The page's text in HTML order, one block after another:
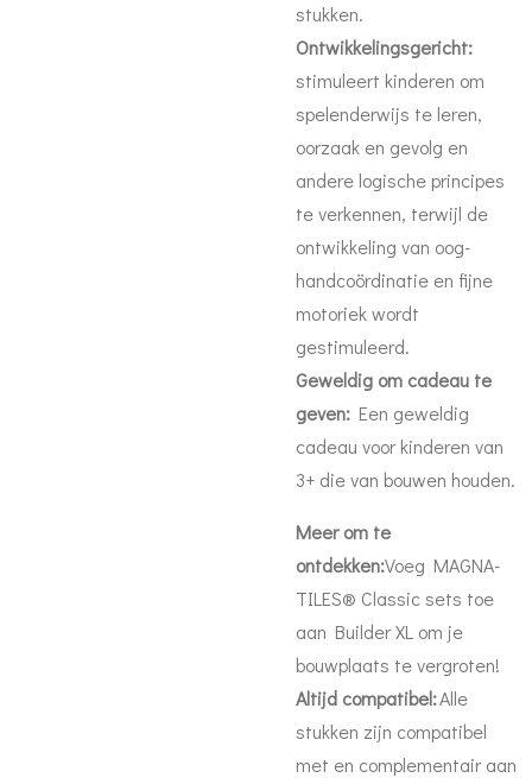
stukken.
Ontwikkelingsgericht:
stimuleert kinderen om
spelenderwijs te leren,
oorzaak en gevolg en
andere logische principes
te verkennen, terwijl de
ontwikkeling van oog-
handcoördinatie en fijne
motoriek wordt
gestimuleerd.
Geweldig om cadeau te
geven: Een geweldig
cadeau voor kinderen van
3+ die van bouwen houden.
Meer om te
ontdekken:Voeg MAGNA-
TILES® Classic sets toe
aan Builder XL om je
bouwplaats te vergroten!
Altijd compatibel:Alle
stukken zijn compatibel
met en complementair aan